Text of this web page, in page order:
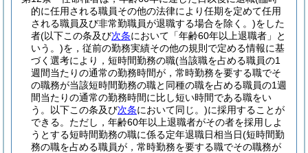
的に任用される職員その他の法律により任期を定めて任用
される職員及び非常勤職員が退職する場合を除く。)をした
者(以下この条及び次条において「年齢60年以上退職者」と
いう。)を，従前の勤務実績その他の規則で定める情報に基
づく選考により，短時間勤務の職(当該職を占める職員の1
週間当たりの通常の勤務時間が，常時勤務を要する職でそ
の職務が当該短時間勤務の職と同種の職を占める職員の1週
間当たりの通常の勤務時間に比し短い時間である職をい
う。以下この条及び次条において同じ。)に採用することが
できる。 ただし，年齢60年以上退職者がその者を採用しよ
うとする短時間勤務の職に係る定年退職日相当日(短時間勤
務の職を占める職員が，常時勤務を要する職でその職務が